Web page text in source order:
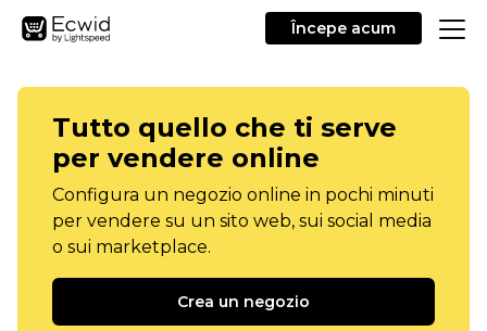
Începe acum
Tutto quello che ti serve
per vendere online
Configura un negozio online in pochi minuti
per vendere su un sito web, sui social media
o sui marketplace.
Crea un negozio